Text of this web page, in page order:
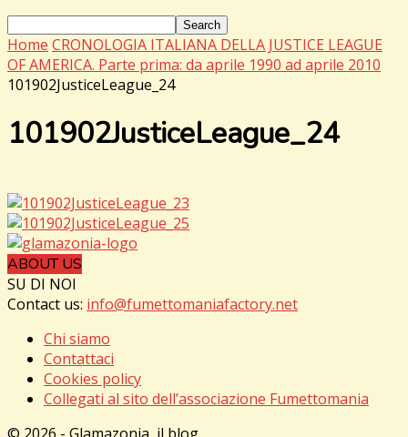
Home CRONOLOGIA ITALIANA DELLA JUSTICE LEAGUE
OF AMERICA. Parte prima: da aprile 1990 ad aprile 2010
101902JusticeLeague_24
101902JusticeLeague_24
ABOUT US
SU DI NOI
Contact us: info@fumettomaniafactory.net
Chi siamo
Contattaci
Cookies policy
Collegati al sito dell’associazione Fumettomania